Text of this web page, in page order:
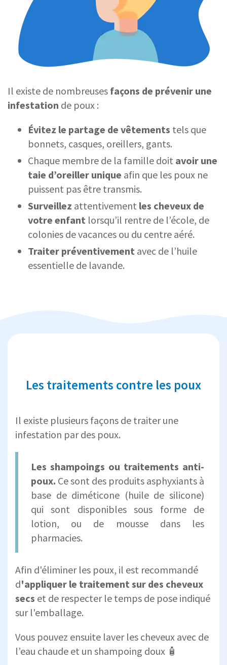
Il existe de nombreuses façons de prévenir une
infestation de poux :
Évitez le partage de vêtements tels que
bonnets, casques, oreillers, gants.
Chaque membre de la famille doit avoir une
taie d’oreiller unique afin que les poux ne
puissent pas être transmis.
Surveillez attentivement les cheveux de
votre enfant lorsqu’il rentre de l’école, de
colonies de vacances ou du centre aéré.
Traiter préventivement avec de l’huile
essentielle de lavande.
Les traitements contre les poux
Il existe plusieurs façons de traiter une
infestation par des poux.
Les shampoings ou traitements anti-
poux. Ce sont des produits asphyxiants à
base de diméticone (huile de silicone)
qui sont disponibles sous forme de
lotion, ou de mousse dans les
pharmacies.
Afin d'éliminer les poux, il est recommandé
d'appliquer le traitement sur des cheveux
secs et de respecter le temps de pose indiqué
sur l'emballage.
Vous pouvez ensuite laver les cheveux avec de
l’eau chaude et un shampoing doux 🧴